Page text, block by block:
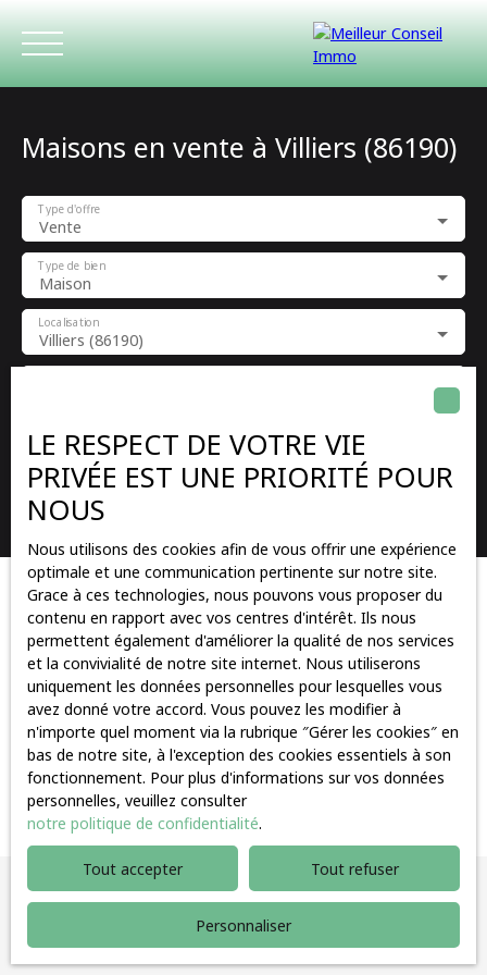
ACCUEIL ACHETER LOUER
Maisons en vente à Villiers (86190)
Vente
Type d'offre
Maison
Type de bien
Villiers (86190)
Localisation
Surface min (m²)
Pertinence
Trier par Créer une alerte
Aucun résultat
Vous ne trouvez pas
la propriété de vos rêves ?
LE RESPECT DE VOTRE VIE
PRIVÉE EST UNE PRIORITÉ POUR
NOUS
Nous utilisons des cookies afin de vous offrir une expérience
optimale et une communication pertinente sur notre site.
Grace à ces technologies, nous pouvons vous proposer du
contenu en rapport avec vos centres d'intérêt. Ils nous
permettent également d'améliorer la qualité de nos services
et la convivialité de notre site internet. Nous utiliserons
uniquement les données personnelles pour lesquelles vous
avez donné votre accord. Vous pouvez les modifier à
n'importe quel moment via la rubrique ″Gérer les cookies″ en
bas de notre site, à l'exception des cookies essentiels à son
fonctionnement. Pour plus d'informations sur vos données
personnelles, veuillez consulter
notre politique de confidentialité.
Tout accepter Tout refuser
Personnaliser